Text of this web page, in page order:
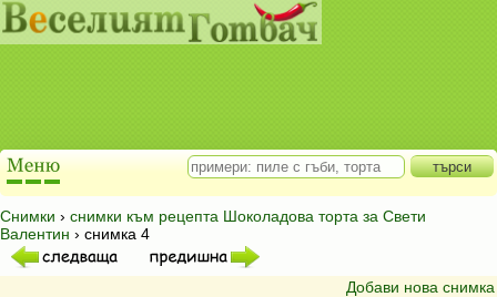
Снимки › снимки към рецепта Шоколадова торта за Свети
Валентин › снимка 4
Добави нова снимка